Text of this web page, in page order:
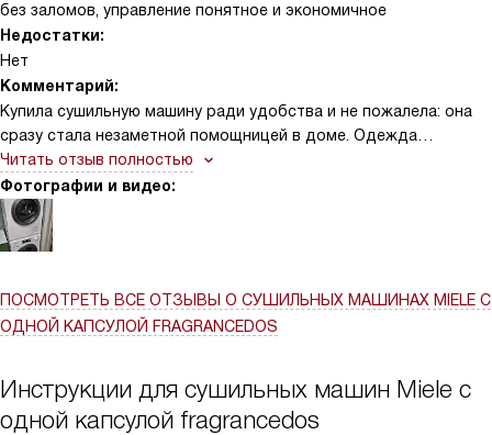
без заломов, управление понятное и экономичное
Недостатки:
Нет
Комментарий:
Купила сушильную машину ради удобства и не пожалела: она
сразу стала незаметной помощницей в доме. Одежда
действительно выходит мягкой и аккуратной, вещи не садятся
и не теряют форму, что для меня важно. Пользоваться просто
— интуитивные настройки, не нужно сидеть с инструкцией.
Шум меня почти не беспокоит, можно запускать в вечернее
время, и я спокойно занимаюсь другими делами.
Читать отзыв полностью
Фотографии и видео:
ПОСМОТРЕТЬ ВСЕ ОТЗЫВЫ О СУШИЛЬНЫХ МАШИНАХ MIELE С
ОДНОЙ КАПСУЛОЙ FRAGRANCEDOS
Инструкции для сушильных машин Miele с
одной капсулой fragrancedos